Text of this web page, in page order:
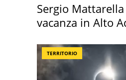
Sergio
vacanza in Alto
TERRITORIO